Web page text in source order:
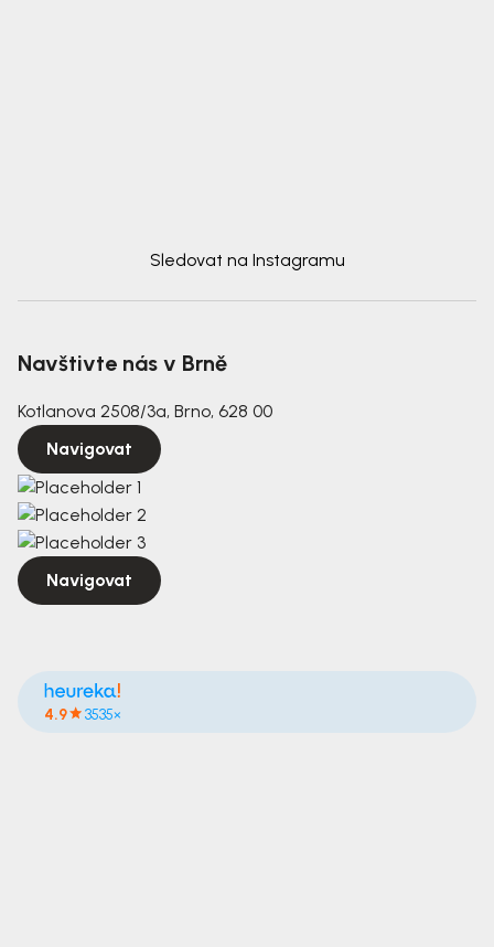
Sledovat na Instagramu
Navštivte nás v Brně
Kotlanova 2508/3a, Brno, 628 00
Navigovat
Navigovat
4.9 3535×